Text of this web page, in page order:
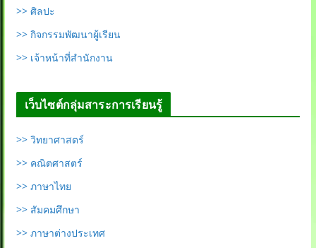
>> ศิลปะ
>> กิจกรรมพัฒนาผู้เรียน
>> เจ้าหน้าที่สำนักงาน
เว็บไซต์กลุ่มสาระการเรียนรู้
>> วิทยาศาสตร์
>> คณิตศาสตร์
>> ภาษาไทย
>> สัมคมศึกษา
>> ภาษาต่างประเทศ